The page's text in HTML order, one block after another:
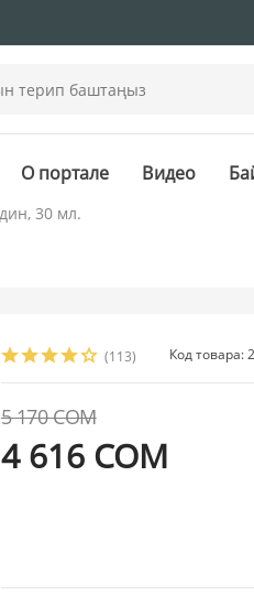
О портале Видео
30 мл.
(113) Код товара:
5 170 СОМ
4 616 СОМ